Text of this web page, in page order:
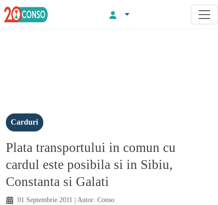
Carduri
Plata transportului in comun cu
cardul este posibila si in Sibiu,
Constanta si Galati
01 Septembrie 2011 | Autor: Conso